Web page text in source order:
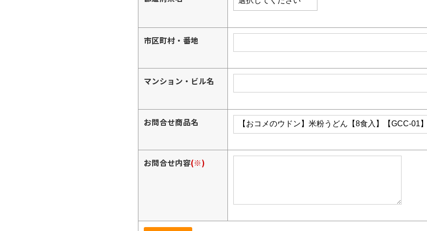
市区町村・番地
マンション・ビル名
お問合せ商品名
お問合せ内容(※)